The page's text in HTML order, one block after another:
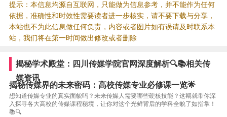
提示：本信息均源自互联网，只能做为信息参考，并不能作为任何
依据，准确性和时效性需要读者进一步核实，请不要下载与分享，
本站也不为此信息做任何负责，内容或者图片如有误请及时联系本
站，我们将在第一时间做出修改或者删除
揭秘学术殿堂：四川传媒学院官网深度解析🔍📚相关传
媒资讯
揭秘传媒界的未来密码：高校传媒专业必修课一览🌟
想知道传媒专业的真实面貌吗？未来传媒人需要哪些硬核技能？这期就带你深
入探寻各大高校的传媒课程秘境，让你对这个光鲜背后的学科全貌了如指掌！
📚🔍